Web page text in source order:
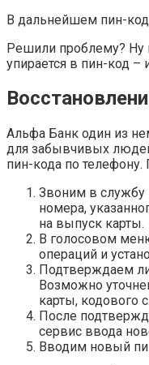
В дальнейшем пин-
Решили проблему? Ну
упирается в пин-код
Альфа Банк один из
для забывчивых
пин-кода по телефону.
Звоним в службу
номера,
на выпуск карты.
В голосовом
операций и
Подтверждаем
Возможно
карты, кодового
После
сервис ввода
Вводим новый